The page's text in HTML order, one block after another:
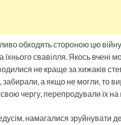
обходять стороною цю
їхнього свавілля. Якось
не краще за хижаків
забирали, а якщо не могли, то
чергу, перепродували їх на
намагалися зруйнувати